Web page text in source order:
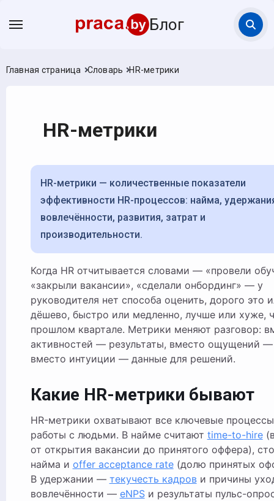
Блог
Главная страница Словарь HR-метрики
HR-метрики
HR-метрики — количественные показатели
эффективности HR-процессов: найма,
вовлечённости, развития, затрат и
производительности.
Когда HR отчитывается словами — «провели обучение»,
«закрыли вакансии», «сделали онбординг» — у
руководителя нет способа оценить, дорого это
дёшево, быстро или медленно, лучше или хуже,
прошлом квартале. Метрики меняют разговор:
активностей — результаты, вместо ощущений
вместо интуиции — данные для решений.
Какие HR-метрики бывают
HR-метрики охватывают все ключевые процессы
работы с людьми. В найме считают time-to-hire
от открытия вакансии до принятого оффера),
найма и offer acceptance rate(долю принятых
В удержании — текучесть кадров и причины
вовлечённости — eNPSи результаты пульс-